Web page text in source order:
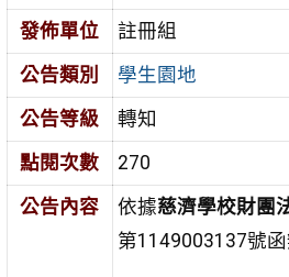
發佈單位
註冊組
公告類別
學生園地
公告等級
轉知
點閱次數
270
公告內容
依據慈濟學校財團
第1149003137號